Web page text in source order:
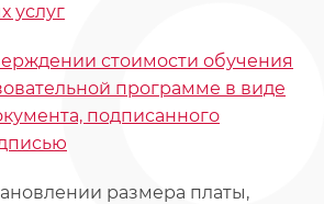
услуг
стоимости обучения
программе в виде
подписанного
размера платы,